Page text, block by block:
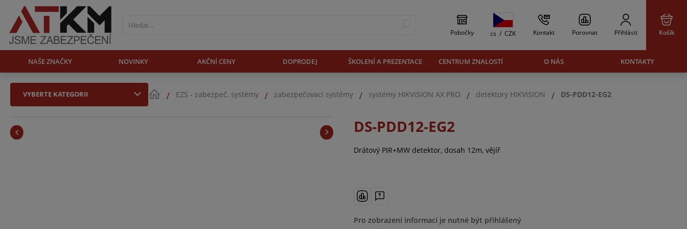
Pobočky cs / CZK Kontakt Porovnat Přihlásit Košík
NAŠE ZNAČKY NOVINKY AKČNÍ CENY DOPRODEJ ŠKOLENÍ A PREZENTACE CENTRUM ZNALOSTÍ O NÁS KONTAKTY
VYBERTE KATEGORII EZS - zabezpeč. systémy zabezpečovací systémy systémy HIKVISION AX PRO detektory HIKVISION DS-PDD12-EG2
DS-PDD12-EG2
Drátový PIR+MW detektor, dosah 12m, vějíř
Pro zobrazení informací je nutné být přihlášený